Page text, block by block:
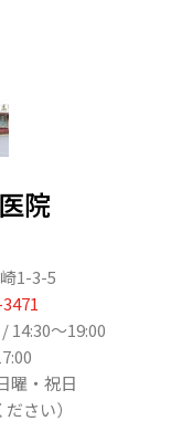
院
1-3-5
14:30～19:00
曜・祝日
さい）